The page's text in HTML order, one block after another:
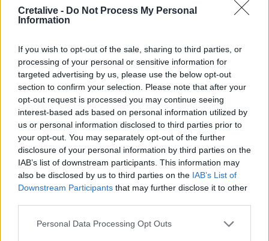
Cretalive - Do Not Process My Personal
Information
If you wish to opt-out of the sale, sharing to third parties, or
processing of your personal or sensitive information for
targeted advertising by us, please use the below opt-out
section to confirm your selection. Please note that after your
opt-out request is processed you may continue seeing
interest-based ads based on personal information utilized by
us or personal information disclosed to third parties prior to
your opt-out. You may separately opt-out of the further
disclosure of your personal information by third parties on the
IAB’s list of downstream participants. This information may
also be disclosed by us to third parties on the IAB’s List of
Downstream Participants that may further disclose it to other
Personal Data Processing Opt Outs
ενσάρκωση της Μάτα Χάρι στο πρόσωπο της Μάρλεν
Γκρέτα Γκάρμπο, που υποδύεται την ολλανδέζα
κατάσκοπο «τόσο συγκλονιστικά, τόσο σαγηνευτικά
ώστε οι προηγούμενες ερμηνείες της φαντάζουν πλέον
», (Hollywood Reporter). Το 1965 η «Μάτα Χάρι,
Πράκτωρ Η21» παίρνει τη μορφή της Ζαν Μορό, η οποία
όμως δεν μπόρεσε να ξεπεράσει την Γκάρμπο.
Οι  φήμες και οι απόψεις σχετικά με το ρόλο της σαν
κατάσκοπος διαφέρουν αρκετά μεταξύ τους. Τα αρχεία
καταδεικνύουν ότι αν όντως υπήρξε κατάσκοπος οι
πληροφορίες που παρέδιδε ήσαν ασήμαντες. Η Μάτα